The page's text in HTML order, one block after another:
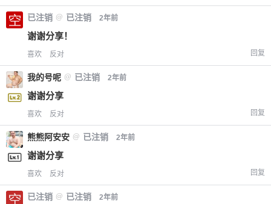
已注销 @ 已注销 2年前
谢谢分享！
喜欢 反对 回复
我的号呢 @ 已注销 2年前
谢谢分享
喜欢 反对 回复
熊熊阿安安 @ 已注销 2年前
谢谢分享
喜欢 反对 回复
已注销 @ 已注销 2年前